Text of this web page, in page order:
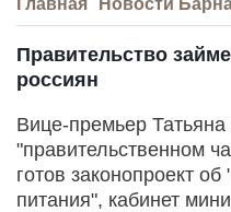
Главная Новости
Правительство
россиян
Вице-премьер
"правительственном
готов законопроект
питания", кабинет